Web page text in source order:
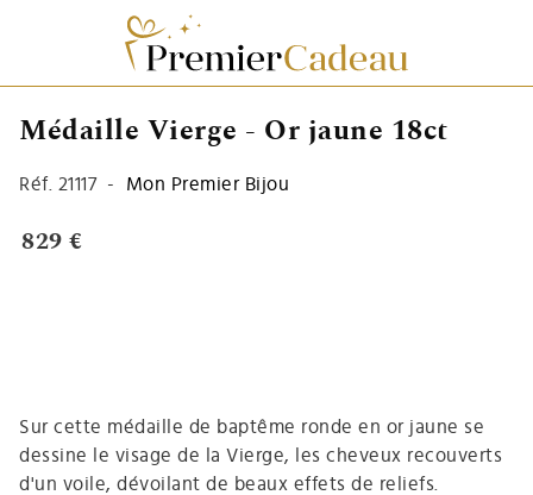
Médaille Vierge - Or jaune 18ct
Réf. 21117 - Mon Premier Bijou
829 €
Sur cette médaille de baptême ronde en or jaune se
dessine le visage de la Vierge, les cheveux recouverts
d'un voile, dévoilant de beaux effets de reliefs.